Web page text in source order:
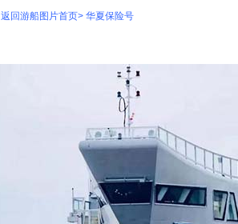
返回游船图片首页> 华夏保险号